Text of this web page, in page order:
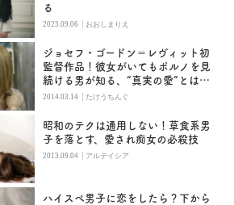
る
2023.09.06 | おおしまりえ
ジョセフ・ゴードン＝レヴィット初
監督作品！彼女がいてもポルノを見
続ける男が知る、“真実の愛”とは？
『ドン・ジョン』
2014.03.14 | たけうちんぐ
昭和のテクは通用しない！草食系男
子を落とす、愛され痴女の必殺技
2013.09.04 | アルテイシア
ハイスペ男子に恋をしたら？下から